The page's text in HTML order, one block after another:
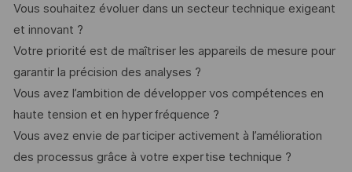
Vous souhaitez évoluer dans un secteur technique exigeant
et innovant ?
Votre priorité est de maîtriser les appareils de mesure pour
garantir la précision des analyses ?
Vous avez l’ambition de développer vos compétences en
haute tension et en hyperfréquence ?
Vous avez envie de participer activement à l’amélioration
des processus grâce à votre expertise technique ?